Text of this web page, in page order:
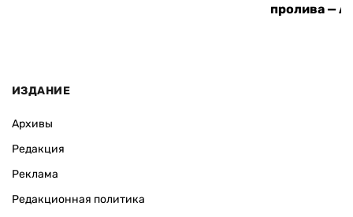
пролива —
ИЗДАНИЕ
Архивы
Редакция
Реклама
Редакционная политика